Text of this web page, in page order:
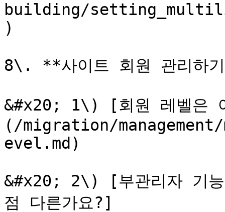
building/
)
8\. **사이트 회원 관리하
&#x20; 1\) [회원 레벨은
(/migration/management/
evel.md)
&#x20; 2\) [부관리자 기
점 다른가요?]